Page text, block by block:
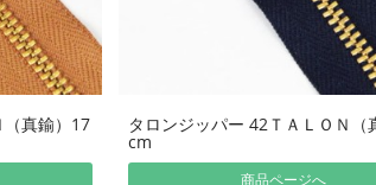
真鍮）17 タロンジッパー 42ＴＡＬＯＮ（
cm
商品ページへ